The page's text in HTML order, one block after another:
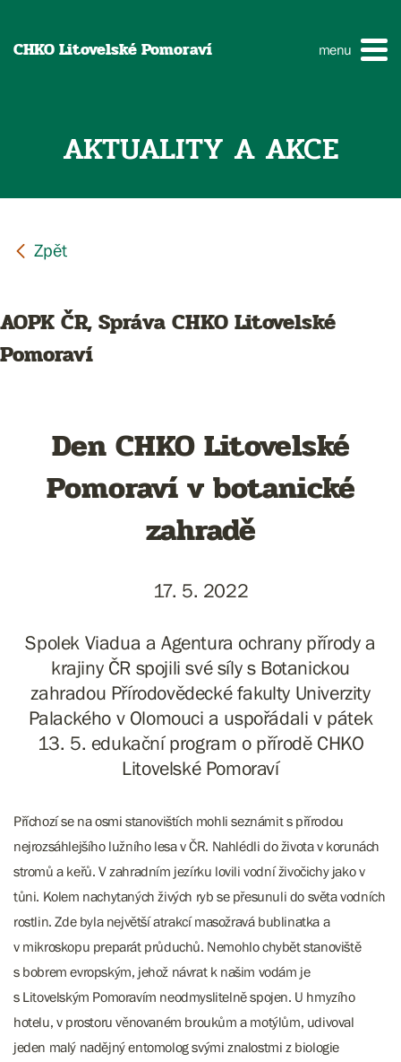
CHKO Litovelské Pomoraví menu
AKTUALITY A AKCE
AOPK ČR, Správa CHKO Litovelské
Pomoraví
Den CHKO Litovelské
Pomoraví v botanické
zahradě
17. 5. 2022
Spolek Viadua a Agentura ochrany přírody a
krajiny ČR spojili své síly s Botanickou
zahradou Přírodovědecké fakulty Univerzity
Palackého v Olomouci a uspořádali v pátek
13. 5. edukační program o přírodě CHKO
Litovelské Pomoraví
Příchozí se na osmi stanovištích mohli seznámit s přírodou
nejrozsáhlejšího lužního lesa v ČR. Nahlédli do života v korunách
stromů a keřů. V zahradním jezírku lovili vodní živočichy jako v
tůni. Kolem nachytaných živých ryb se přesunuli do světa vodních
rostlin. Zde byla největší atrakcí masožravá bublinatka a
v mikroskopu preparát průduchů. Nemohlo chybět stanoviště
s bobrem evropským, jehož návrat k našim vodám je
s Litovelským Pomoravím neodmyslitelně spojen. U hmyzího
hotelu, v prostoru věnovaném broukům a motýlům, udivoval
jeden malý nadějný entomolog svými znalostmi z biologie